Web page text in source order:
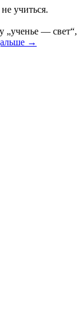
учиться.
„ученье — свет“,
→